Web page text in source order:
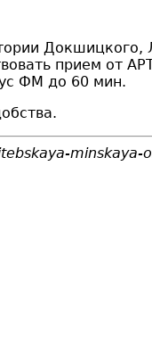
Докшицкого,
прием от
ФМ до 60 мин.